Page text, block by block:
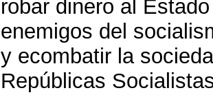
robar dinero al
enemigos del
y ecombatir la
Repúblicas